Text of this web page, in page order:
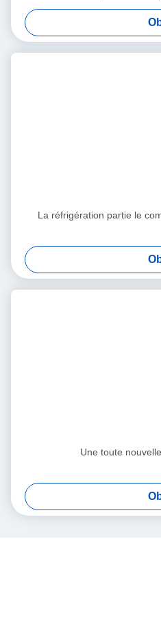
La réfrigération partie le
Une toute